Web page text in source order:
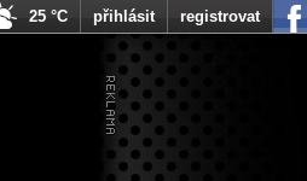
25 °C přihlásit registrovat